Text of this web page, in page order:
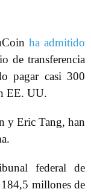
ha admitido
de transferencia
pagar casi 300
EE. UU.
y Eric Tang, han
federal de
millones de